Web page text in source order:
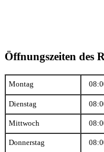
Öffnungszeiten des
Montag
Dienstag
Mittwoch
Donnerstag